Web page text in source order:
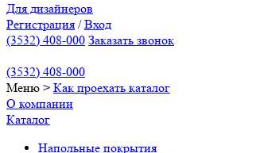
Для дизайнеров
Регистрация /Вход
(3532) 408-000 Заказать звонок
(3532) 408-000
Меню > Как проехать каталог
О компании
Каталог
Напольные покрытия